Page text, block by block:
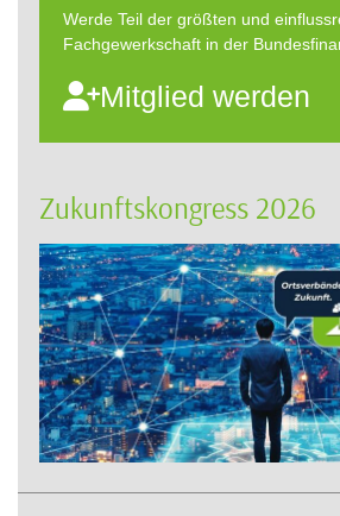
Werde Teil der größten und
Fachgewerkschaft in der
Mitglied werden
Zukunftskongress 2026